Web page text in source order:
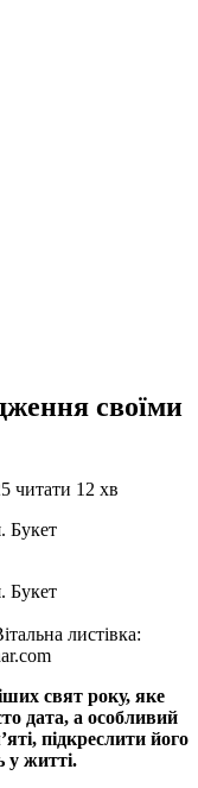
своїми
читати 12 хв
листівка:
свят року, яке
дата, а особливий
підкреслити його
у житті.